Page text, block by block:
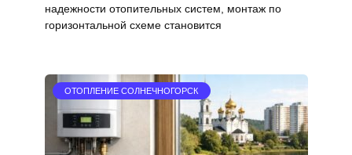
надежности отопительных систем, монтаж по
горизонтальной схеме становится
ОТОПЛЕНИЕ СОЛНЕЧНОГОРСК